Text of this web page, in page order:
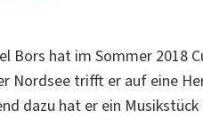
Bors hat im Sommer 2018
Nordsee trifft er auf eine
dazu hat er ein